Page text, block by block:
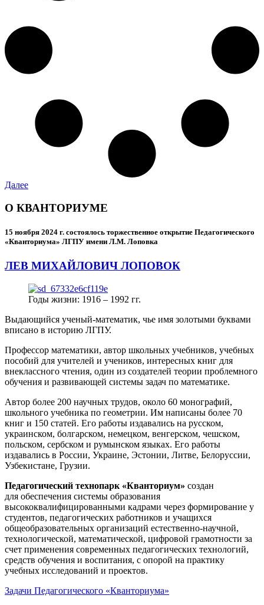
Далее
О КВАНТОРИУМЕ
15 ноября 2024 г. состоялось торжественное открытие Педагогического
«Кванториума» ЛГПУ имени Л.М. Лоповка
ЛЕВ МИХАЙЛОВИЧ ЛОПОВОК
Годы жизни: 1916 – 1992 гг.
Выдающийся ученый-математик, чье имя золотыми буквами
вписано в историю ЛГПУ.
Профессор математики, автор школьных учебников, учебных
пособий для учителей и учеников, интересных книг для
внеклассного чтения, один из создателей теории проблемного
обучения и развивающей системы задач по математике.
Автор более 200 научных трудов, около 60 монографий,
школьного учебника по геометрии. Им написаны более 70
книг и 150 статей. Его работы издавались на русском,
украинском, болгарском, немецком, венгерском, чешском,
польском, сербском и румынском языках. Его работы
издавались в России, Украине, Эстонии, Литве, Белоруссии,
Узбекистане, Грузии.
Педагогический технопарк «Кванториум» создан
для обеспечения системы образования
высококвалифицированными кадрами через формирование у
студентов, педагогических работников и учащихся
общеобразовательных организаций естественно-научной,
технологической, математической, цифровой грамотности за
счет применения современных педагогических технологий,
средств обучения и воспитания, с опорой на практику
учебных исследований и проектов.
Задачи Педагогического «Кванториума»